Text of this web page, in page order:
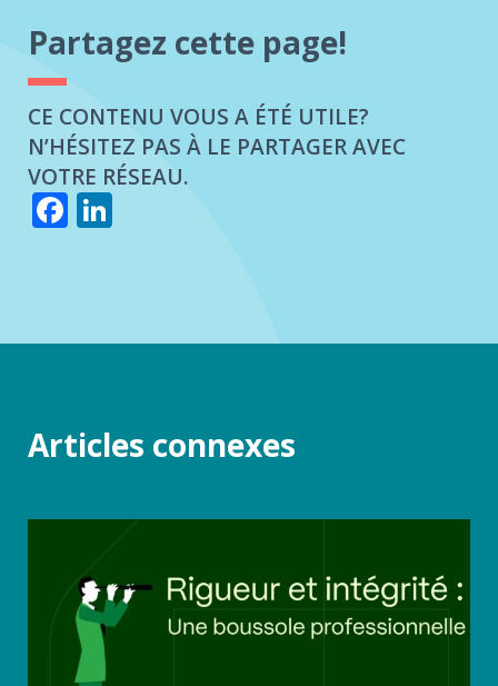
Partagez cette page!
CE CONTENU VOUS A ÉTÉ UTILE?
N’HÉSITEZ PAS À LE PARTAGER AVEC
VOTRE RÉSEAU.
Facebook
Articles connexes